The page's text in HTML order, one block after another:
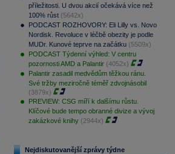
příležitosti. U dvou akcií očekává více než
100% růst (5642x)
PODCAST ROZHOVORY: Eli Lilly vs. Novo
Nordisk. Revoluce v léčbě obezity je podle
MUDr. Kunové teprve na začátku (5509x)
PODCAST Týdenní výhled: V centru
pozornosti AMD a Palantir (4052x)
Palantir zasadil medvědům těžkou ránu.
Své tržby meziročně téměř zdvojnásobil
(3879x)
PREVIEW: CSG míří k dalšímu růstu.
Klíčové bude tempo obranné divize a vývoj
zakázkové knihy (2944x)
Nejdiskutovanější zprávy týdne